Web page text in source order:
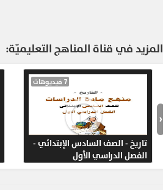
المزيد في قناة المناهج التعليميّة:
تاريخ - الصف السادس الإبتدائي -
الفصل الدراسي الأول
7 فيديوهات
‹